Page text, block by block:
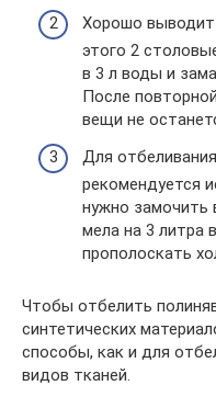
Хорошо выводит
этого 2
в 3 л воды и
После
вещи не
Для
рекомендуется
нужно замочить
мела на 3 литра
прополоскать
Чтобы отбелить
синтетических
способы, как и для
видов тканей.